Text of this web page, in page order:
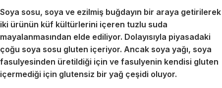
Soya sosu, soya ve ezilmiş buğdayın bir araya getirilerek
iki ürünün küf kültürlerini içeren tuzlu suda
mayalanmasından elde ediliyor. Dolayısıyla piyasadaki
çoğu soya sosu gluten içeriyor. Ancak soya yağı, soya
fasulyesinden üretildiği için ve fasulyenin kendisi gluten
içermediği için glutensiz bir yağ çeşidi oluyor.